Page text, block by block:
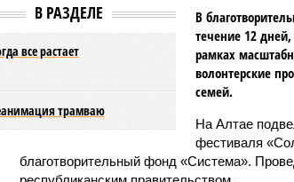
В РАЗДЕЛЕ
все растает
трамваю
В
течение 12
рамках
волонтерские
семей.
На Алтае
фестиваля
благотворительный фонд «Система».